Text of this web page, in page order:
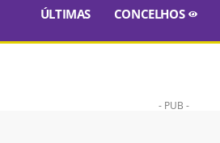
ÚLTIMAS CONCELHOS
- PUB -